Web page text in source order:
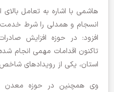
هاشمی با اشاره به تعامل بالای
انسجام و همدلی را شرط
افزود: در حوزه افزایش
تاکنون اقدامات مهمی انجام
استان، یکی از رویدادهای
وی همچنین در حوزه معدن و